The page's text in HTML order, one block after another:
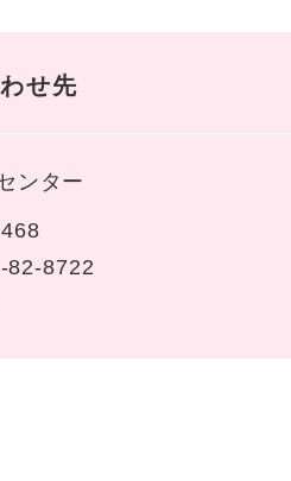
せ先
ンター
82-8722